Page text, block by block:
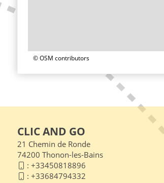
© OSM contributors
CLIC AND GO
21 Chemin de Ronde
74200 Thonon-les-Bains
: +33450818896
: +33684794332